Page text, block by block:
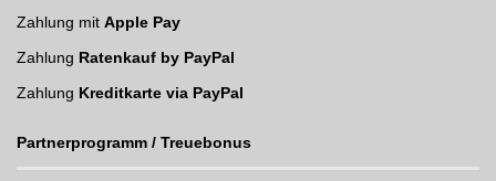
Zahlung mit Apple Pay
Zahlung Ratenkauf by PayPal
Zahlung Kreditkarte via PayPal
Partnerprogramm / Treuebonus